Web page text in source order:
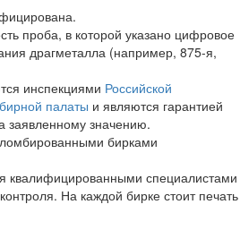
проба, в которой указано цифровое
драгметалла (например, 875-я,
инспекциями Российской
палаты и являются гарантией
заявленному значению.
бирками
квалифицированными специалистами
На каждой бирке стоит печать